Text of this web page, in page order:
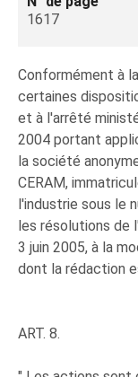
1617
Conformément à
certaines
et à l'arrêté
2004 portant
la société
CERAM,
l'industrie sous le
les résolutions de
3 juin 2005, à la
dont la rédaction
ART. 8.